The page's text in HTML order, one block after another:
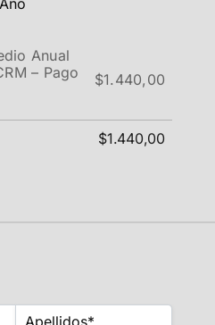
Anual
– Pago
$1.440,00
$1.440,00